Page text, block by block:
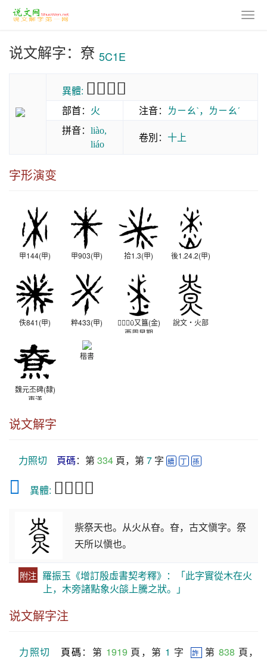
说文解字：尞 5C1E
異體: 𤎚𡼷𤊽𤋯
部首： 火 注音： ㄌㄧㄠˋ，ㄌㄧㄠˊ
拼音：
liào,
liáo
卷別： 十上
字形演变
甲144(甲) 甲903(甲) 拾1.3(甲) 後1.24.2(甲)
佚841(甲) 粹433(甲)
𩫖伯又簋(金)
西周早期
說文‧火部
魏元丕碑(隸)
東漢
楷書
说文解字
力照切 頁碼：第 334 頁，第 7 字 續 丁 孫
𤎚 異體: 𡼷𤊽𤋯尞
祡祭天也。从火从昚。昚，古文愼字。祭
天所以愼也。
附注 羅振玉《增訂殷虛書契考釋》：「此字實從木在火
上，木旁諸點象火燄上騰之狀。」
说文解字注
力照切 頁碼 ：第 1919 頁，第 1 字 許 第 838 頁，